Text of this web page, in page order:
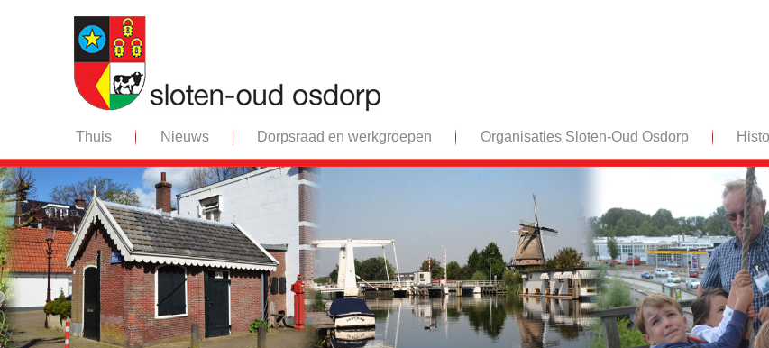
Thuis Nieuws Dorpsraad en werkgroepen Organisaties Sloten-Oud Osdorp